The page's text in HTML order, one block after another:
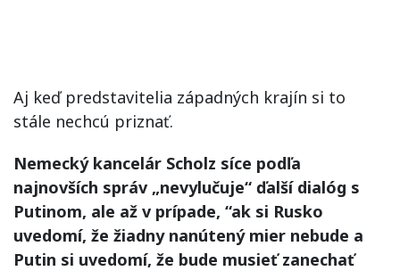
Aj keď predstavitelia západných krajín si to
stále nechcú priznať.
Nemecký kancelár Scholz síce podľa
najnovších správ „nevylučuje“ ďalší dialóg s
Putinom, ale až v prípade, “ak si Rusko
uvedomí, že žiadny nanútený mier nebude a
Putin si uvedomí, že bude musieť zanechať